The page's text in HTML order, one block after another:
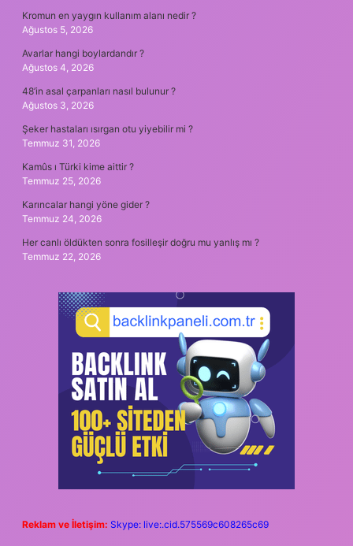
Kromun en yaygın kullanım alanı nedir ?
Ağustos 5, 2026
Avarlar hangi boylardandır ?
Ağustos 4, 2026
48’in asal çarpanları nasıl bulunur ?
Ağustos 3, 2026
Şeker hastaları ısırgan otu yiyebilir mi ?
Temmuz 31, 2026
Kamûs ı Türki kime aittir ?
Temmuz 25, 2026
Karıncalar hangi yöne gider ?
Temmuz 24, 2026
Her canlı öldükten sonra fosilleşir doğru mu yanlış mı ?
Temmuz 22, 2026
Reklam ve İletişim: Skype: live:.cid.575569c608265c69